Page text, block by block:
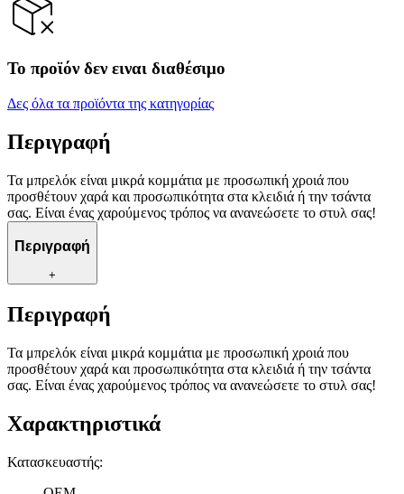
Το προϊόν δεν ειναι διαθέσιμο
Δες όλα τα προϊόντα της κατηγορίας
Περιγραφή
Τα μπρελόκ είναι μικρά κομμάτια με προσωπική χροιά που
προσθέτουν χαρά και προσωπικότητα στα κλειδιά ή την τσάντα
σας. Είναι ένας χαρούμενος τρόπος να ανανεώσετε το στυλ σας!
Περιγραφή
+
Περιγραφή
Τα μπρελόκ είναι μικρά κομμάτια με προσωπική χροιά που
προσθέτουν χαρά και προσωπικότητα στα κλειδιά ή την τσάντα
σας. Είναι ένας χαρούμενος τρόπος να ανανεώσετε το στυλ σας!
Χαρακτηριστικά
Κατασκευαστής: